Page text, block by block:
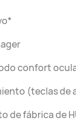
confort
(teclas de
de fábrica de